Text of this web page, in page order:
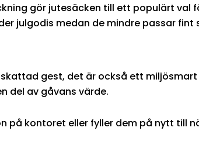
gör jutesäcken till ett populärt val
julgodis medan de mindre passar
gest, det är också ett
del av gåvans värde.
på kontoret eller fyller dem på nytt till